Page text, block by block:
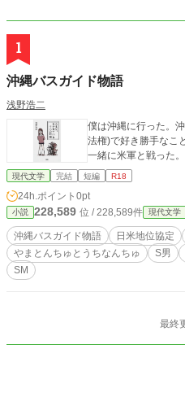
1
沖縄バスガイド物語
浅野浩二
僕は沖縄に行った。
法権)で好き勝手なこ
一緒に米軍と戦った。
現代文学 完結 短編 R18
24h.ポイント 0pt
小説 228,589 位 / 228,589件 現代文学
沖縄バスガイド物語 日米地位協定
やまとんちゅとうちなんちゅ
S男
SМ
最終